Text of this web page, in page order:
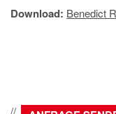
DATENSCHUTZ
Download: Benedict